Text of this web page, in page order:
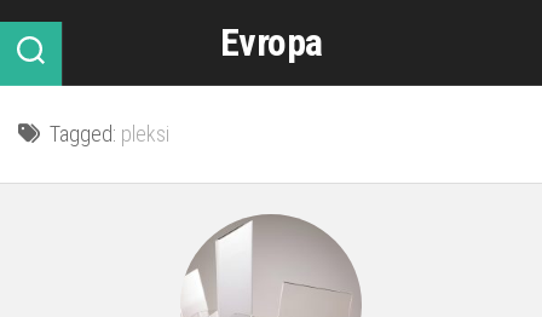
content
Evropa
Tagged: pleksi